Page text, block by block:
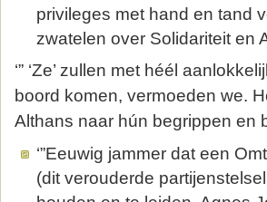
privileges met hand en tand
zwatelen over Solidariteit en
‘” ‘Ze’ zullen met héél
boord komen, vermoeden we.
Althans naar hún begrippen en
‘”Eeuwig jammer dat een
(dit verouderde